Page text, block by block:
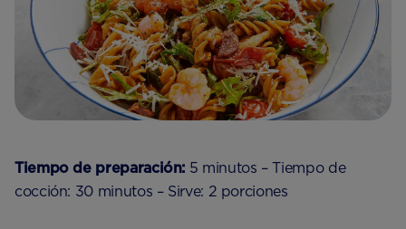
Tiempo de preparación: 5 minutos – Tiempo de
cocción: 30 minutos – Sirve: 2 porciones